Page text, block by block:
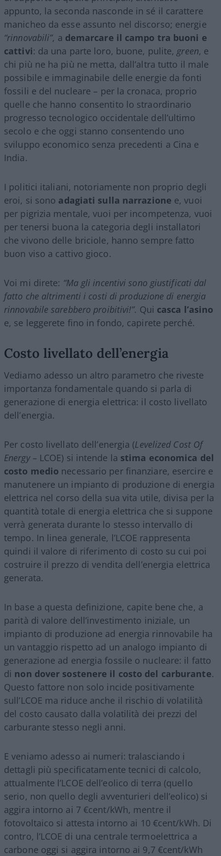
appunto, la seconda nasconde in sé il carattere
manicheo da esse assunto nel discorso; energie
“rinnovabili”, a demarcare il campo tra buoni e
cattivi: da una parte loro, buone, pulite, green, e
chi più ne ha più ne metta, dall’altra tutto il male
possibile e immaginabile delle energie da fonti
fossili e del nucleare – per la cronaca, proprio
quelle che hanno consentito lo straordinario
progresso tecnologico occidentale dell’ultimo
secolo e che oggi stanno consentendo uno
sviluppo economico senza precedenti a Cina e
India.
I politici italiani, notoriamente non proprio degli
eroi, si sono adagiati sulla narrazione e, vuoi
per pigrizia mentale, vuoi per incompetenza, vuoi
per tenersi buona la categoria degli installatori
che vivono delle briciole, hanno sempre fatto
buon viso a cattivo gioco.
Voi mi direte: “Ma gli incentivi sono giustificati dal
fatto che altrimenti i costi di produzione di energia
rinnovabile sarebbero proibitivi!”. Qui casca l’asino
e, se leggerete fino in fondo, capirete perché.
Costo livellato dell’energia
Vediamo adesso un altro parametro che riveste
importanza fondamentale quando si parla di
generazione di energia elettrica: il costo livellato
dell’energia.
Per costo livellato dell’energia (Levelized Cost Of
Energy– LCOE) si intende la stima economica del
costo medio necessario per finanziare, esercire e
manutenere un impianto di produzione di energia
elettrica nel corso della sua vita utile, divisa per la
quantità totale di energia elettrica che si suppone
verrà generata durante lo stesso intervallo di
tempo. In linea generale, l’LCOE rappresenta
quindi il valore di riferimento di costo su cui poi
costruire il prezzo di vendita dell’energia elettrica
generata.
In base a questa definizione, capite bene che, a
parità di valore dell’investimento iniziale, un
impianto di produzione ad energia rinnovabile ha
un vantaggio rispetto ad un analogo impianto di
generazione ad energia fossile o nucleare: il fatto
di non dover sostenere il costo del carburante.
Questo fattore non solo incide positivamente
sull’LCOE ma riduce anche il rischio di volatilità
del costo causato dalla volatilità dei prezzi del
carburante stesso negli anni.
E veniamo adesso ai numeri: tralasciando i
dettagli più specificatamente tecnici di calcolo,
attualmente l’LCOE dell’eolico di terra (quello
serio, non quello degli avventurieri dell’eolico) si
aggira intorno ai 7 €cent/kWh, mentre il
fotovoltaico si attesta intorno ai 10 €cent/kWh. Di
contro, l’LCOE di una centrale termoelettrica a
carbone oggi si aggira intorno ai 9,7 €cent/kWh